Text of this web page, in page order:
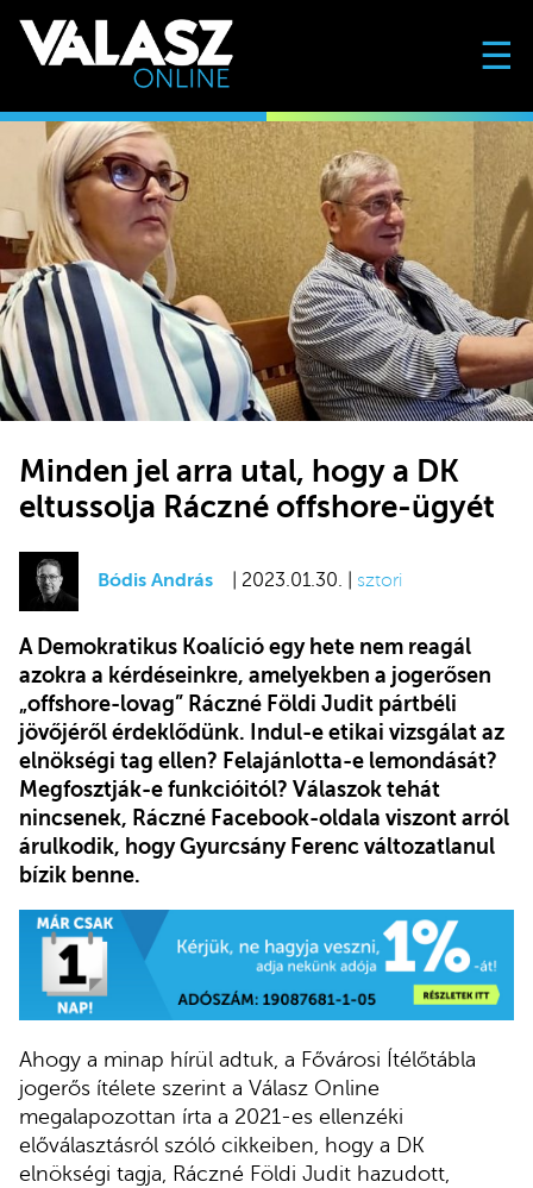
☰
Minden jel arra utal, hogy a DK
eltussolja Ráczné offshore-ügyét
Bódis András | 2023.01.30. | sztori
A Demokratikus Koalíció egy hete nem reagál
azokra a kérdéseinkre, amelyekben a jogerősen
„offshore-lovag” Ráczné Földi Judit pártbéli
jövőjéről érdeklődünk. Indul-e etikai vizsgálat az
elnökségi tag ellen? Felajánlotta-e lemondását?
Megfosztják-e funkcióitól? Válaszok tehát
nincsenek, Ráczné Facebook-oldala viszont arról
árulkodik, hogy Gyurcsány Ferenc változatlanul
bízik benne.
Ahogy a minap hírül adtuk, a Fővárosi Ítélőtábla
jogerős ítélete szerint a Válasz Online
megalapozottan írta a 2021-es ellenzéki
előválasztásról szóló cikkeiben, hogy a DK
elnökségi tagja, Ráczné Földi Judit hazudott,